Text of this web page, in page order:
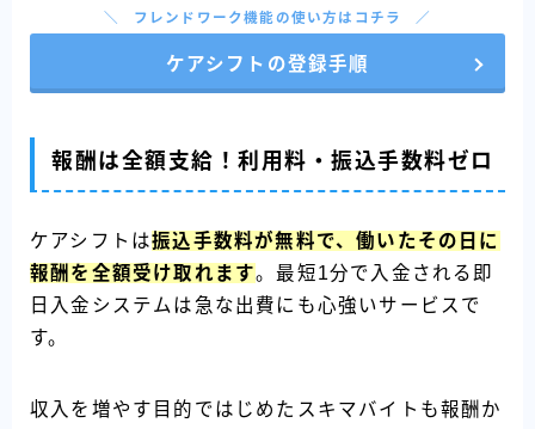
フレンドワーク機能の使い方はコチラ
ケアシフトの登録手順
報酬は全額支給！利用料・振込手数料ゼロ
ケアシフトは振込手数料が無料で、働いたその日に
報酬を全額受け取れます。最短1分で入金される即
日入金システムは急な出費にも心強いサービスで
す。
収入を増やす目的ではじめたスキマバイトも報酬か